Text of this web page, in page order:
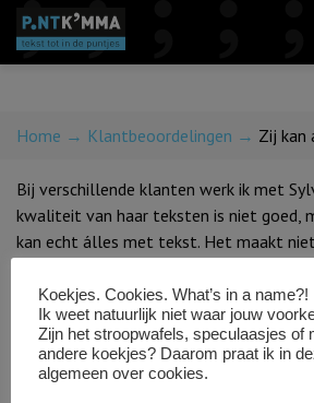
Home → Klantbeoordelingen → Zij
Bij verschillende klanten werk ik met
kwaliteit van haar teksten is niet goed,
kan echt álles met tekst. Het maakt
post, een flyertekst en zelfs… een naam
tekst je ook laat schrijven, de uitkomst
nog iets… Het is ook gewoon leuk om
werken. We hebben een goede klik en
Koekjes. Cookies. What’s in a name?!
Ik weet natuurlijk niet waar jouw
Zijn het stroopwafels, speculaasjes of
andere koekjes? Daarom praat ik in
algemeen over cookies.